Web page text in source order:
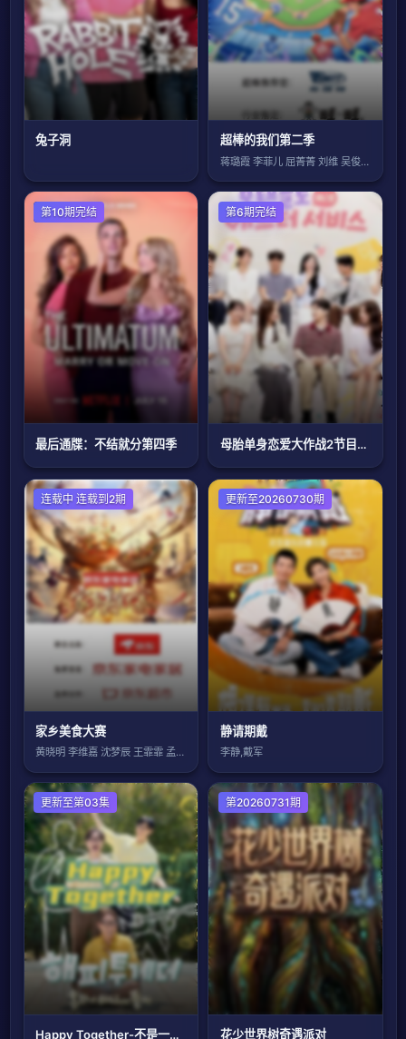
兔子洞 超棒的我们第二季
蒋璐霞 李菲儿 屈菁菁 刘维 吴俊霆 赵
欧美综艺
第10期完结
最后通牒：不结就分第四季
第6期完结
母胎单身恋爱大作战2节目售后
大陆综艺
连载中 连载到2期
家乡美食大赛
黄晓明 李维嘉 沈梦辰 王霏霏 孟佳 金
更新至20260730期
静请期戴
李静,戴军
日韩综艺
更新至第03集
Happy Together-不是一个人真好
第20260731期
花少世界树奇遇派对